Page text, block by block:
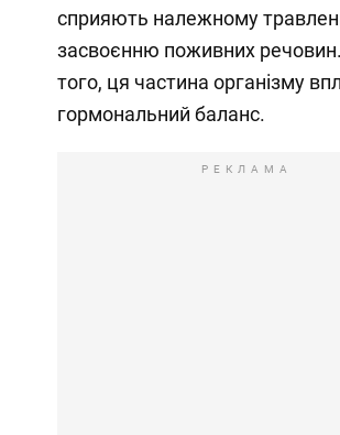
сприяють належному
засвоєнню поживних
того, ця частина організму
гормональний баланс.
РЕКЛАМА